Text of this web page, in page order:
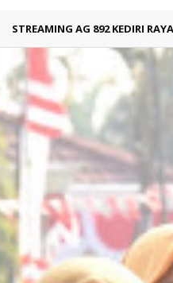
STREAMING AG 892 KEDIRI RAYA